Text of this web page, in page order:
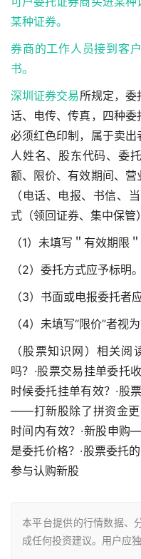
某种证券。
券商的工作人员接到客
书。
深圳证券交易所规定，委
话、电传、传真，四种
必须红色印制，属于卖
人姓名、股东代码、委
额、限价、有效期间、
（电话、电报、书信、当
式（领回证券、集中保管
（1）未填写＂有效期限
（2）委托方式应予标明。
（3）书面或电报委托者
（4）未填写“限价”者视
（股票知识网）相关
吗？·股票交易挂单委托
时候委托挂单有效？·股
——打新股除了拼资金更
时间内有效？·新股申购
是委托价格？·股票委托
参与认购新股
本平台提供的行情数据、
成任何投资建议。用户应